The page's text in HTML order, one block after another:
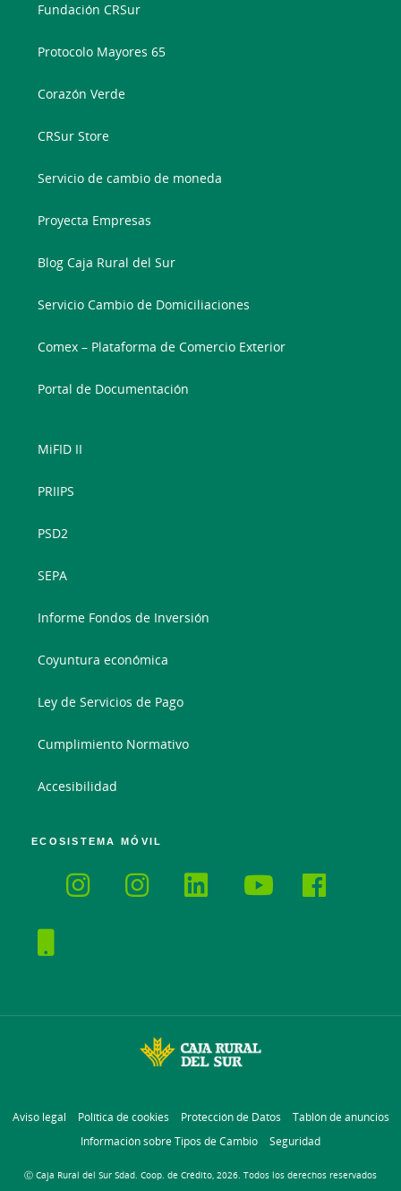
Fundación CRSur
Protocolo Mayores 65
Corazón Verde
CRSur Store
Servicio de cambio de moneda
Proyecta Empresas
Blog Caja Rural del Sur
Servicio Cambio de Domiciliaciones
Comex – Plataforma de Comercio Exterior
Portal de Documentación
MiFID II
PRIIPS
PSD2
SEPA
Informe Fondos de Inversión
Coyuntura económica
Ley de Servicios de Pago
Cumplimiento Normativo
Accesibilidad
ECOSISTEMA MÓVIL
Aviso legal Política de cookies Protección de Datos
Tablón de anuncios
Información sobre Tipos de Cambio
Seguridad
Ⓒ Caja Rural del Sur Sdad. Coop. de Crédito, 2026. Todos los derechos reservados